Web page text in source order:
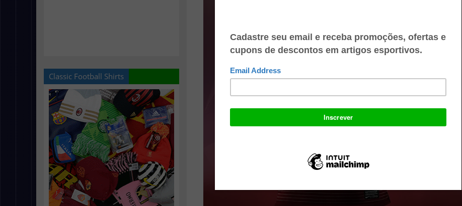
Classic Football Shirts